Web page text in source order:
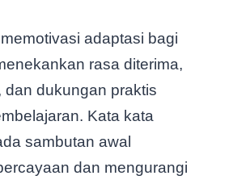
adaptasi bagi
rasa diterima,
dan dukungan praktis
Kata kata
sambutan awal
dan mengurangi